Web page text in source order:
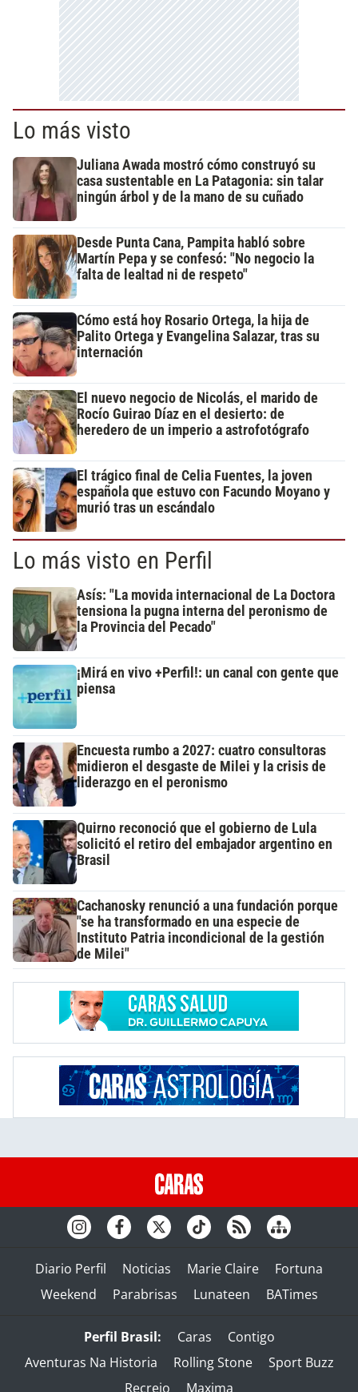
Lo más visto
Juliana Awada mostró cómo construyó su
casa sustentable en La Patagonia: sin talar
ningún árbol y de la mano de su cuñado
Desde Punta Cana, Pampita habló sobre
Martín Pepa y se confesó: "No negocio la
falta de lealtad ni de respeto"
Cómo está hoy Rosario Ortega, la hija de
Palito Ortega y Evangelina Salazar, tras su
internación
El nuevo negocio de Nicolás, el marido de
Rocío Guirao Díaz en el desierto: de
heredero de un imperio a astrofotógrafo
El trágico final de Celia Fuentes, la joven
española que estuvo con Facundo Moyano y
murió tras un escándalo
Lo más visto en Perfil
Asís: "La movida internacional de La Doctora
tensiona la pugna interna del peronismo de
la Provincia del Pecado"
¡Mirá en vivo +Perfil!: un canal con gente que
piensa
Encuesta rumbo a 2027: cuatro consultoras
midieron el desgaste de Milei y la crisis de
liderazgo en el peronismo
Quirno reconoció que el gobierno de Lula
solicitó el retiro del embajador argentino en
Brasil
Cachanosky renunció a una fundación porque
"se ha transformado en una especie de
Instituto Patria incondicional de la gestión
de Milei"
Diario Perfil Noticias Marie Claire
Fortuna
Weekend
Parabrisas Lunateen BATimes
Perfil Brasil: Caras
Contigo
Aventuras Na Historia
Rolling Stone
Sport Buzz
Recreio
Maxima